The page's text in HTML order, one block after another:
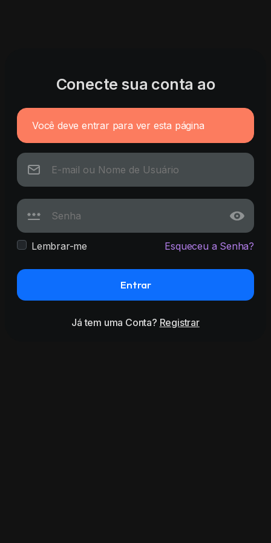
Conecte sua conta ao
Você deve entrar para ver esta página
Lembrar-me Esqueceu a Senha?
Entrar
Já tem uma Conta? Registrar